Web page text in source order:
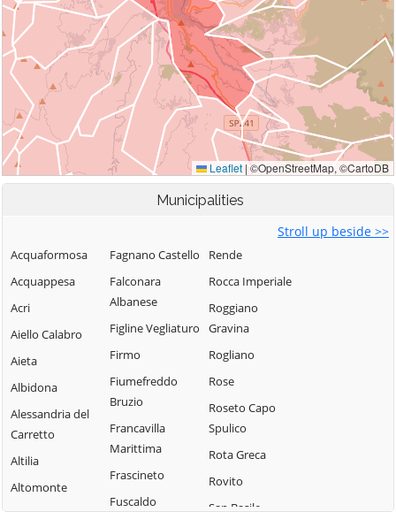
Municipalities
Stroll up beside >>
Acquaformosa
Acquappesa
Acri
Aiello Calabro
Aieta
Albidona
Alessandria del
Carretto
Altilia
Altomonte
Fagnano Castello
Falconara
Albanese
Figline Vegliaturo
Firmo
Fiumefreddo
Bruzio
Francavilla
Marittima
Frascineto
Fuscaldo
Rende
Rocca Imperiale
Roggiano
Gravina
Rogliano
Rose
Roseto Capo
Spulico
Rota Greca
Rovito
San Basile